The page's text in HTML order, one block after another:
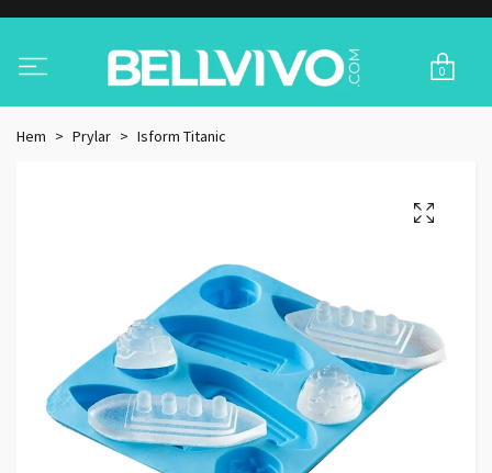
0
Hem Prylar Isform Titanic